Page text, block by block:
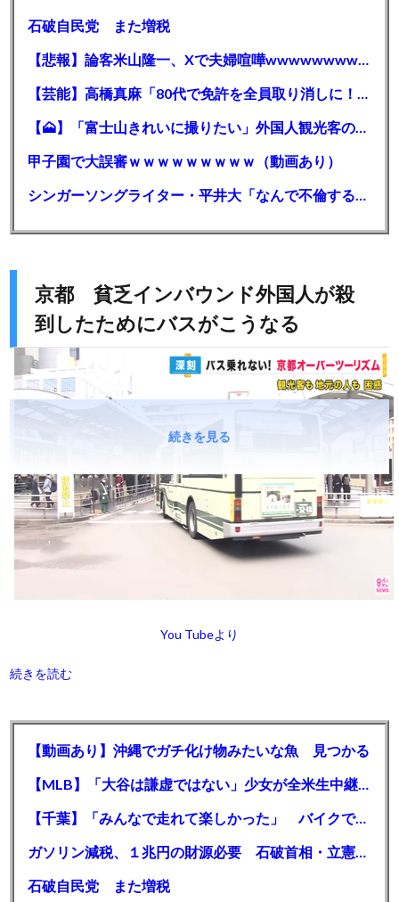
石破自民党 また増税
【悲報】論客米山隆一、Xで夫婦喧嘩wwwwwwwwwwww
【芸能】高橋真麻「80代で免許を全員取り消しに！」 高齢ドライバーの事故問題で、高齢者の運転免許取り消し法を提案
【🗻】「富士山きれいに撮りたい」外国人観光客のレンタカー事故が急増…「ハンドルが逆で慣れず」、道の狭さも
甲子園で大誤審ｗｗｗｗｗｗｗｗｗ（動画あり）
シンガーソングライター・平井大「なんで不倫するか知ってる？妥協で結婚するからさ。」←浅すぎると大炎上
京都 貧乏インバウンド外国人が殺
到したためにバスがこうなる
You Tubeより
続きを読む
続きを見る
【動画あり】沖縄でガチ化け物みたいな魚 見つかる
【MLB】「大谷は謙虚ではない」少女が全米生中継で突然の大谷翔平批判 サイン無視された過去明かす
【千葉】「みんなで走れて楽しかった」 バイクでバースデー集団暴走 男女５７人を書類送検 SNSで参加者募る
ガソリン減税、１兆円の財源必要 石破首相・立憲野田氏「財源は死に物狂いで確保しなければならない」「本当に死に物狂いで」
石破自民党 また増税